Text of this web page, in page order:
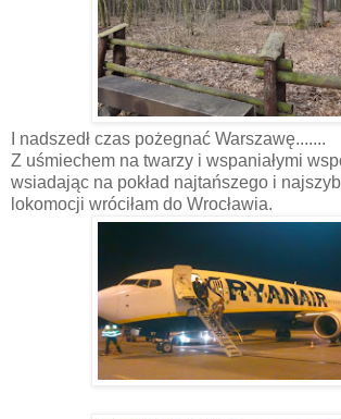
I nadszedł czas pożegnać Warszawę.......
Z uśmiechem na twarzy i wspaniałymi
wsiadając na pokład najtańszego i
lokomocji wróciłam do Wrocławia.